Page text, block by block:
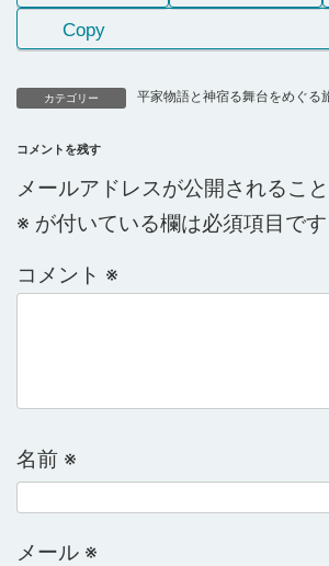
Copy
カテゴリー 平家物語と神宿る舞台をめぐる
コメントを残す
メールアドレスが公開されること
※ が付いている欄は必須項目です
コメント ※
名前 ※
メール ※